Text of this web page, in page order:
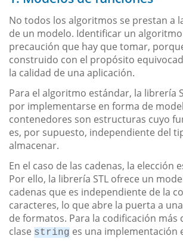
No todos los algoritmos se prestan a
de un modelo. Identificar un
precaución que hay que tomar,
construido con el propósito
la calidad de una aplicación.
Para el algoritmo estándar, la librería
por implementarse en forma de
contenedores son estructuras cuyo
es, por supuesto, independiente del
almacenar.
En el caso de las cadenas, la elección
Por ello, la librería STL ofrece un
cadenas que es independiente de la
caracteres, lo que abre la puerta a
de formatos. Para la codificación más
clase string es una implementación